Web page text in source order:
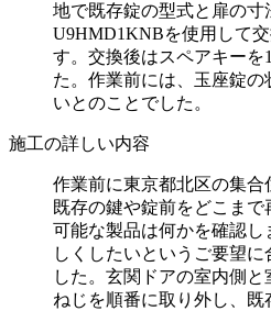
地で既存錠の型式と扉の寸
U9HMD1KNBを使用して
す。交換後はスペアキーを
た。作業前には、玉座錠
いとのことでした。
施工の詳しい内容
作業前に東京都北区の集合
既存の鍵や錠前をどこま
可能な製品は何かを確認
しくしたいというご要望
した。玄関ドアの室内側
ねじを順番に取り外し、